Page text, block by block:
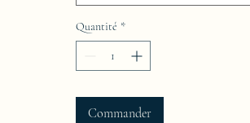
Quantité *
Commander